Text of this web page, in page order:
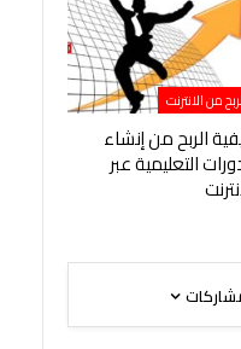
من الانترنت
الربح من إنشاء
التعليمية عبر